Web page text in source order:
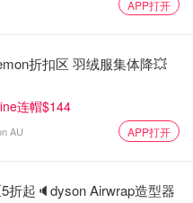
APP打开
折扣区 羽绒服集体降💥
连帽$144
AU APP打开
折起🔈dyson Airwrap造型器